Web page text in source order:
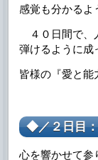
感覚も分かるよ
４０日間で、
弾けるように成
皆様の『愛と能
◆／２日目
心を響かせて参